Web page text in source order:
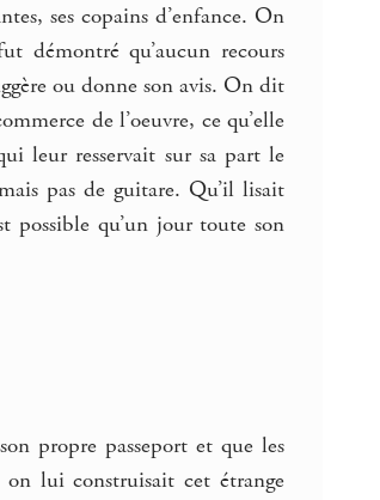
ses copains d’enfance. On
démontré qu’aucun recours
ou donne son avis. On dit
de l’oeuvre, ce qu’elle
leur resservait sur sa part le
pas de guitare. Qu’il lisait
possible qu’un jour toute son
propre passeport et que les
lui construisait cet étrange